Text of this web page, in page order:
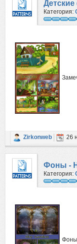
Категория:
Zirkonweb 26
Фоны -
Категория: